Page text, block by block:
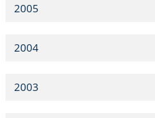
2005
2004
2003